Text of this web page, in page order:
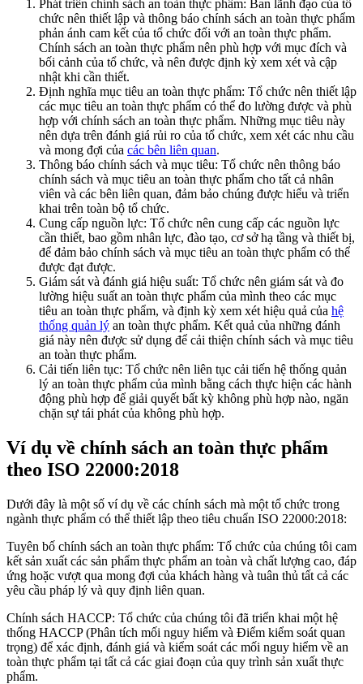
Phát triển chính sách an toàn thực phẩm: Ban lãnh đạo của tổ
chức nên thiết lập và thông báo chính sách an toàn thực phẩm
phản ánh cam kết của tổ chức đối với an toàn thực phẩm.
Chính sách an toàn thực phẩm nên phù hợp với mục đích và
bối cảnh của tổ chức, và nên được định kỳ xem xét và cập
nhật khi cần thiết.
Định nghĩa mục tiêu an toàn thực phẩm: Tổ chức nên thiết lập
các mục tiêu an toàn thực phẩm có thể đo lường được và phù
hợp với chính sách an toàn thực phẩm. Những mục tiêu này
nên dựa trên đánh giá rủi ro của tổ chức, xem xét các nhu cầu
và mong đợi của các bên liên quan.
Thông báo chính sách và mục tiêu: Tổ chức nên thông báo
chính sách và mục tiêu an toàn thực phẩm cho tất cả nhân
viên và các bên liên quan, đảm bảo chúng được hiểu và triển
khai trên toàn bộ tổ chức.
Cung cấp nguồn lực: Tổ chức nên cung cấp các nguồn lực
cần thiết, bao gồm nhân lực, đào tạo, cơ sở hạ tầng và thiết bị,
để đảm bảo chính sách và mục tiêu an toàn thực phẩm có thể
được đạt được.
Giám sát và đánh giá hiệu suất: Tổ chức nên giám sát và đo
lường hiệu suất an toàn thực phẩm của mình theo các mục
tiêu an toàn thực phẩm, và định kỳ xem xét hiệu quả của hệ
thống quản lý an toàn thực phẩm. Kết quả của những đánh
giá này nên được sử dụng để cải thiện chính sách và mục tiêu
an toàn thực phẩm.
Cải tiến liên tục: Tổ chức nên liên tục cải tiến hệ thống quản
lý an toàn thực phẩm của mình bằng cách thực hiện các hành
động phù hợp để giải quyết bất kỳ không phù hợp nào, ngăn
chặn sự tái phát của không phù hợp.
Ví dụ về chính sách an toàn thực phẩm
theo ISO 22000:2018
Dưới đây là một số ví dụ về các chính sách mà một tổ chức trong
ngành thực phẩm có thể thiết lập theo tiêu chuẩn ISO 22000:2018:
Tuyên bố chính sách an toàn thực phẩm: Tổ chức của chúng tôi cam
kết sản xuất các sản phẩm thực phẩm an toàn và chất lượng cao, đáp
ứng hoặc vượt qua mong đợi của khách hàng và tuân thủ tất cả các
yêu cầu pháp lý và quy định liên quan.
Chính sách HACCP: Tổ chức của chúng tôi đã triển khai một hệ
thống HACCP (Phân tích mối nguy hiểm và Điểm kiểm soát quan
trọng) để xác định, đánh giá và kiểm soát các mối nguy hiểm về an
toàn thực phẩm tại tất cả các giai đoạn của quy trình sản xuất thực
phẩm.